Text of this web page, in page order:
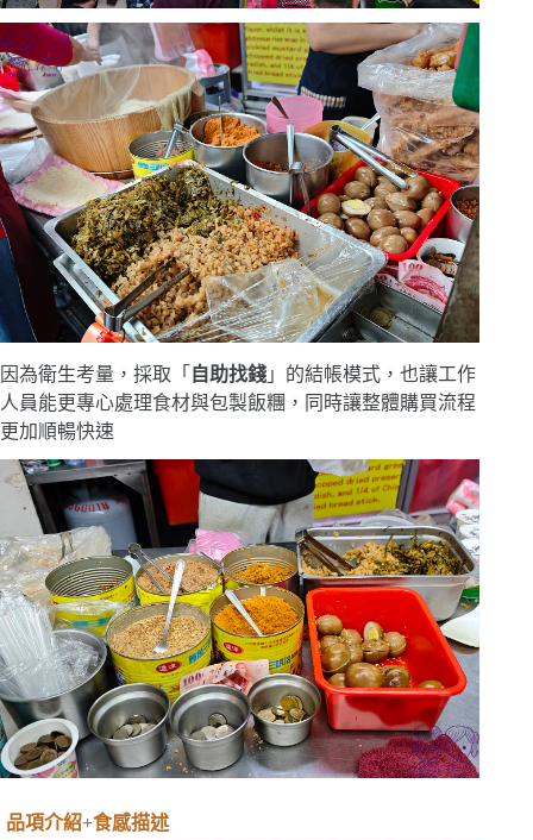
因為衛生考量，採取「 自助找錢 」的結帳模式，也讓工作
人員能更專心處理食材與包製飯糰，同時讓整體購買流程
更加順暢快速
品項介紹+食感描述